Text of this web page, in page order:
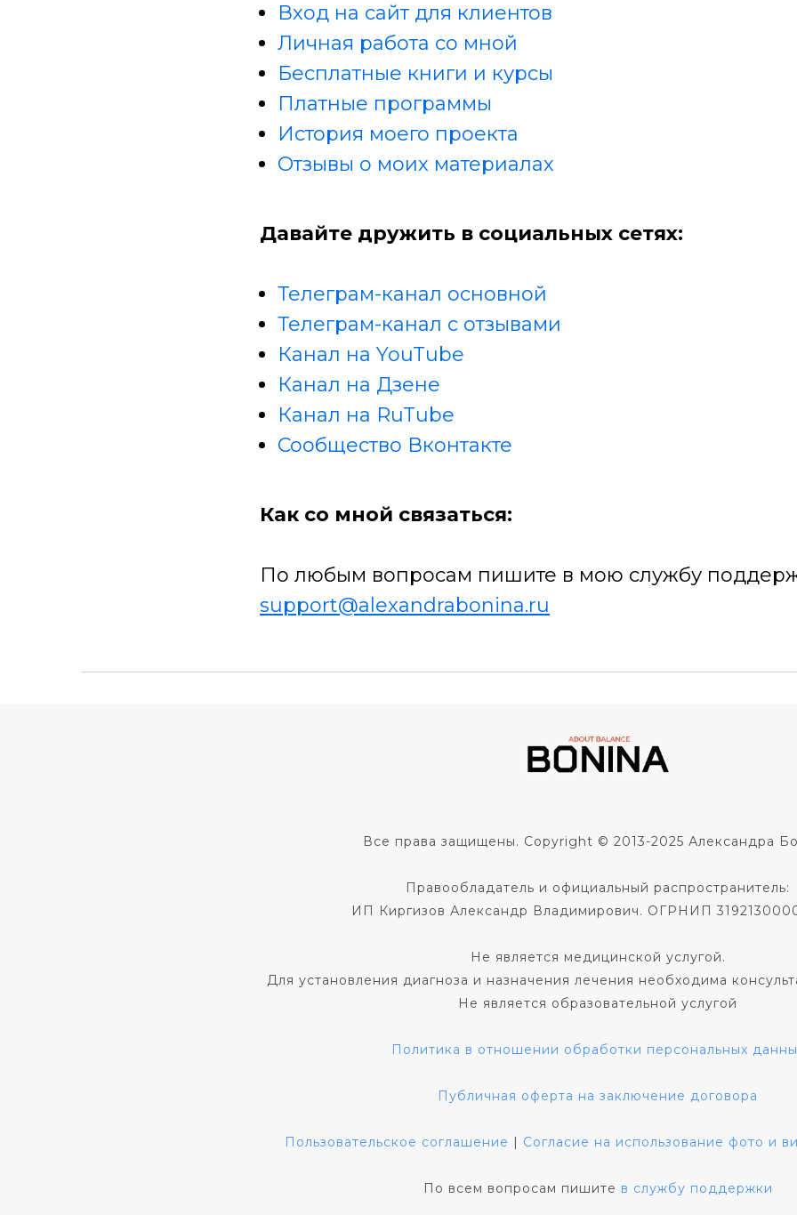
Вход на сайт для клиентов
Личная работа со мной
Бесплатные книги и курсы
Платные программы
История моего проекта
Отзывы о моих материалах
Давайте дружить в социальных сетях:
Телеграм-канал основной
Телеграм-канал с отзывами
Канал на YouTube
Канал на Дзене
Канал на RuTube
Сообщество Вконтакте
Как со мной связаться:
По любым вопросам пишите в мою службу
support@alexandrabonina.ru
Все права защищены. Copyright © 2013-2025 Александра
Правообладатель и официальный распространитель:
ИП Киргизов Александр Владимирович. ОГРНИП
Не является медицинской услугой.
Для установления диагноза и назначения лечения необходима
Не является образовательной услугой
Политика в отношении обработки персональных
Публичная оферта на заключение договора
Пользовательское соглашение | Согласие на использование фото и
По всем вопросам пишите в службу поддержки